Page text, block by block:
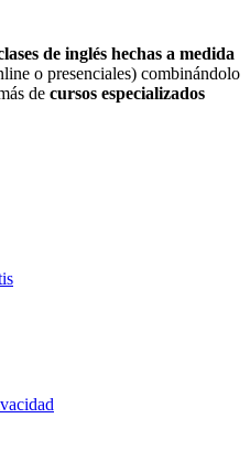
de inglés hechas a medida
o presenciales) combinándolo
de cursos especializados